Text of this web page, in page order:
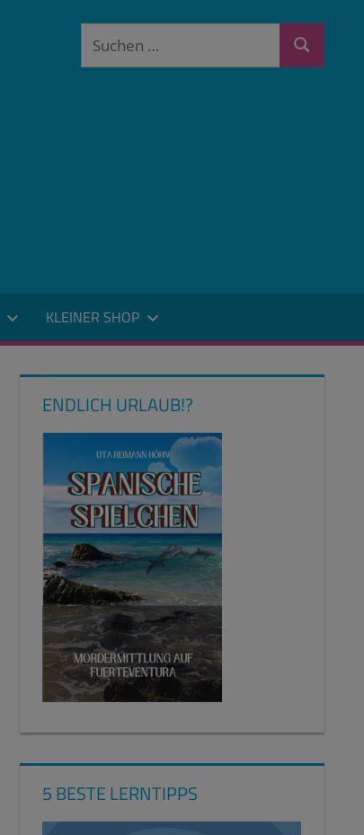
Suchen
Suchen
KLEINER SHOP
ENDLICH URLAUB!?
5 BESTE LERNTIPPS